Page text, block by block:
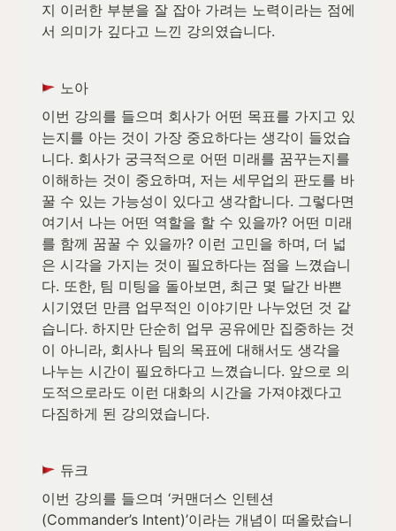
지 이러한 부분을 잘 잡아 가려는 노력이라는 점에
서 의미가 깊다고 느낀 강의였습니다.
노아
이번 강의를 들으며 회사가 어떤 목표를 가지고 있
는지를 아는 것이 가장 중요하다는 생각이 들었습
니다. 회사가 궁극적으로 어떤 미래를 꿈꾸는지를
이해하는 것이 중요하며, 저는 세무업의 판도를 바
꿀 수 있는 가능성이 있다고 생각합니다. 그렇다면
여기서 나는 어떤 역할을 할 수 있을까? 어떤 미래
를 함께 꿈꿀 수 있을까? 이런 고민을 하며, 더 넓
은 시각을 가지는 것이 필요하다는 점을 느꼈습니
다. 또한, 팀 미팅을 돌아보면, 최근 몇 달간 바쁜
시기였던 만큼 업무적인 이야기만 나누었던 것 같
습니다. 하지만 단순히 업무 공유에만 집중하는 것
이 아니라, 회사나 팀의 목표에 대해서도 생각을
나누는 시간이 필요하다고 느꼈습니다. 앞으로 의
도적으로라도 이런 대화의 시간을 가져야겠다고
다짐하게 된 강의였습니다.
듀크
이번 강의를 들으며 ‘커맨더스 인텐션
(Commander’s Intent)’이라는 개념이 떠올랐습니